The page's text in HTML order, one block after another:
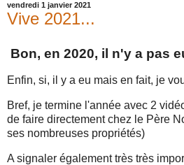
vendredi 1 janvier 2021
Vive 2021...
Bon, en 2020, il n'y a pas
Enfin, si, il y a eu mais en fait, je
Bref, je termine l'année avec 2
de faire directement chez le Père
ses nombreuses propriétés)
A signaler également très très